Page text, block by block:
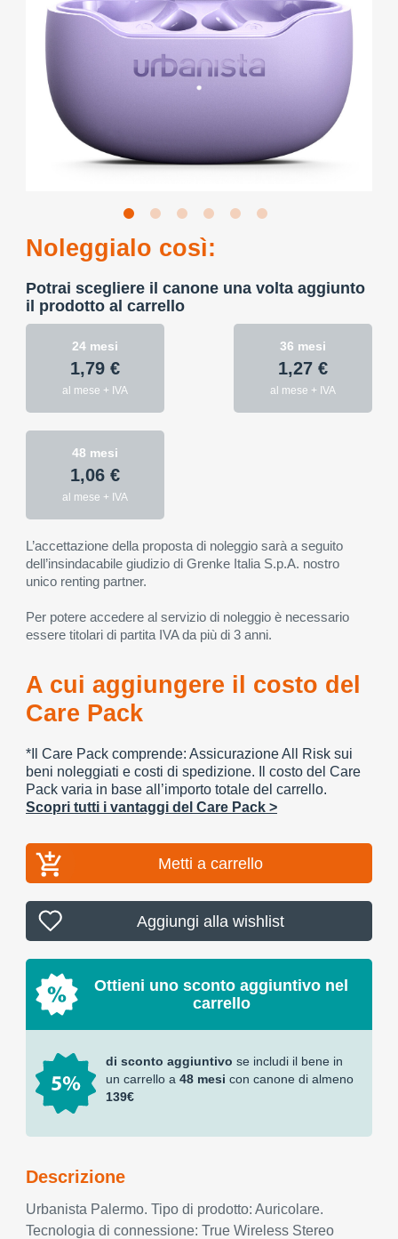
Noleggialo così:
Potrai scegliere il canone una volta aggiunto
il prodotto al carrello
24 mesi
1,79 €
al mese + IVA
36 mesi
1,27 €
al mese + IVA
48 mesi
1,06 €
al mese + IVA
L’accettazione della proposta di noleggio sarà a seguito
dell’insindacabile giudizio di Grenke Italia S.p.A. nostro
unico renting partner.
Per potere accedere al servizio di noleggio è necessario
essere titolari di partita IVA da più di 3 anni.
A cui aggiungere il costo del
Care Pack
*Il Care Pack comprende: Assicurazione All Risk sui
beni noleggiati e costi di spedizione. Il costo del Care
Pack varia in base all’importo totale del carrello.
Scopri tutti i vantaggi del Care Pack >
Metti a carrello
Aggiungi alla wishlist
Ottieni uno sconto aggiuntivo nel
carrello
di sconto aggiuntivo se includi il bene in
un carrello a 48 mesi con canone di almeno
139€
Descrizione
Urbanista Palermo. Tipo di prodotto: Auricolare.
Tecnologia di connessione: True Wireless Stereo